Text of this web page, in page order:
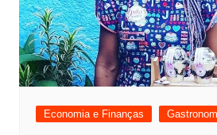
Economia e Finanças